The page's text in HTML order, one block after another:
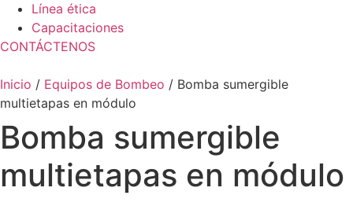
Línea ética
Capacitaciones
CONTÁCTENOS
Inicio / Equipos de Bombeo / Bomba sumergible
multietapas en módulo
Bomba sumergible
multietapas en módulo